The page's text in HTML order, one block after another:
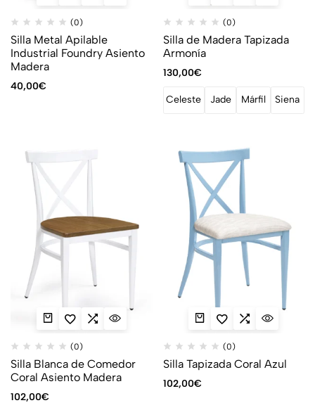
(0)
Silla Metal Apilable
Industrial Foundry Asiento
Madera
40,00€
(0)
Silla de Madera Tapizada
Armonía
130,00€
Celeste Jade Márfil Siena
(0)
Silla Blanca de Comedor
Coral Asiento Madera
102,00€
(0)
Silla Tapizada Coral Azul
102,00€